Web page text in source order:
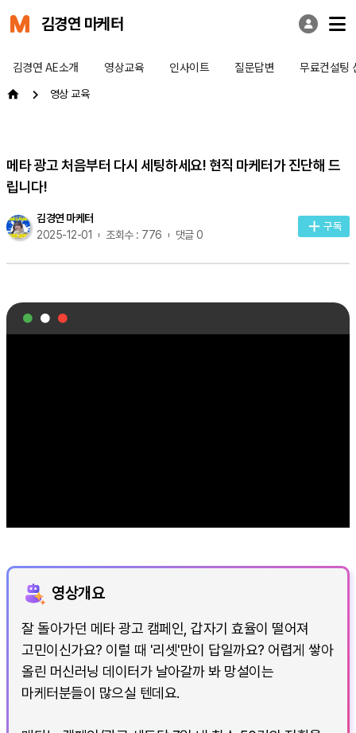
김경연 마케터
김경연 AE소개 영상교육 인사이트 질문답변 무료컨설팅
영상 교육
메타 광고 처음부터 다시 세팅하세요! 현직 마케터가 진단해 드
립니다!
김경연 마케터
2025-12-01
조회수 : 776 댓글 0
구독
영상개요
잘 돌아가던 메타 광고 캠페인, 갑자기 효율이 떨어져
고민이신가요? 이럴 때 '리셋'만이 답일까요? 어렵게 쌓아
올린 머신러닝 데이터가 날아갈까 봐 망설이는
마케터분들이 많으실 텐데요.